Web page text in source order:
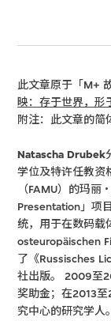
此文章原于「M+
映：存于世界，形
附注：此文章的简
Natascha Drubek
学位及特许任教
（FAMU）的玛
Presentation」项
统，用于在数码载
osteuropäischen
了《Russisches
社出版。 2009至
奖助金；在2013
究中心的研究学人